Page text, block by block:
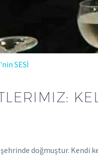
SESİ
şehrinde doğmuştur.